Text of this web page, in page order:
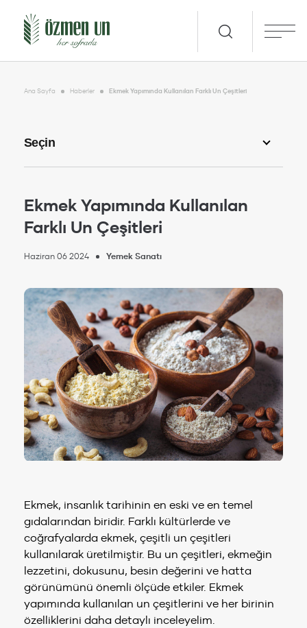
Ana Sayfa Haberler Ekmek Yapımında Kullanılan Farklı Un Çeşitleri
Ekmek Yapımında Kullanılan
Farklı Un Çeşitleri
Haziran 06 2024 Yemek Sanatı
Ekmek, insanlık tarihinin en eski ve en temel
gıdalarından biridir. Farklı kültürlerde ve
coğrafyalarda ekmek, çeşitli un çeşitleri
kullanılarak üretilmiştir. Bu un çeşitleri, ekmeğin
lezzetini, dokusunu, besin değerini ve hatta
görünümünü önemli ölçüde etkiler. Ekmek
yapımında kullanılan un çeşitlerini ve her birinin
özelliklerini daha detaylı inceleyelim.